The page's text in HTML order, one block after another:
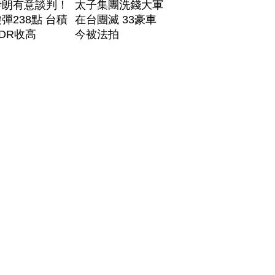
有意談判！
238點 台積
收高
太子集團洗錢大軍
在台團滅 33豪車
今被法拍